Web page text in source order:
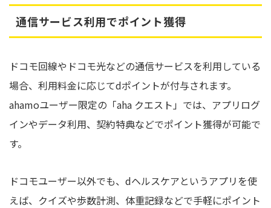
通信サービス利用でポイント獲得
ドコモ回線やドコモ光などの通信サービスを利用している
場合、利用料金に応じてdポイントが付与されます。
ahamoユーザー限定の「aha クエスト」では、アプリログ
インやデータ利用、契約特典などでポイント獲得が可能で
す。
ドコモユーザー以外でも、dヘルスケアというアプリを使
えば、クイズや歩数計測、体重記録などで手軽にポイント